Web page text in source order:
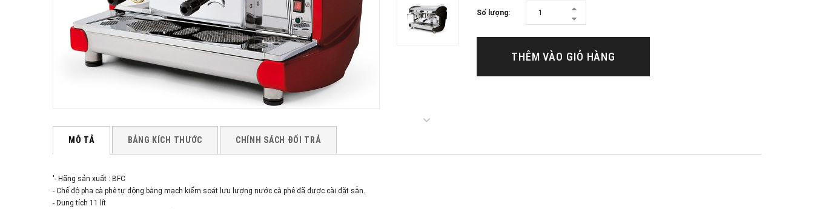
Số lượng:
THÊM VÀO GIỎ HÀNG
MÔ TẢ BẢNG KÍCH THƯỚC CHÍNH SÁCH ĐỔI TRẢ
'- Hãng sản xuất : BFC
- Chế độ pha cà phê tự động bằng mạch kiểm soát lưu lượng nước cà phê đã được cài đặt sẵn.
- Dung tích 11 lít